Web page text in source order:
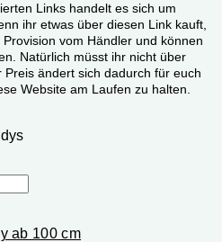
Links handelt es sich um
ihr etwas über diesen Link kauft,
vom Händler und können
Natürlich müsst ihr nicht über
ändert sich dadurch für euch
Website am Laufen zu halten.
ab 100 cm